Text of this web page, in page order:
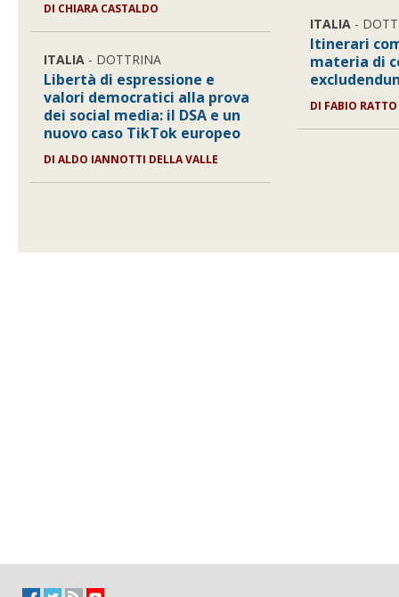
DI CHIARA CASTALDO
ITALIA - DOTTRINA
Libertà di espressione e
valori democratici alla prova
dei social media: il DSA e un
nuovo caso TikTok europeo
DIALDO IANNOTTI DELLA VALLE
ITALIA -
Itinerari
materia di
DI FABIO